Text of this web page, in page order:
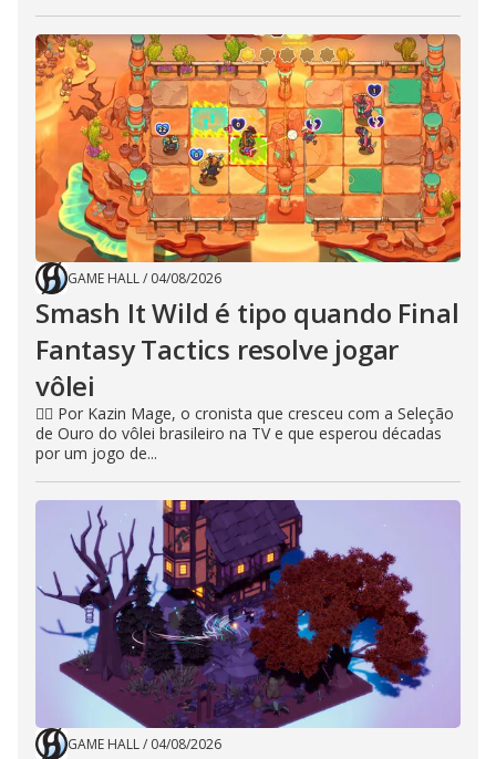
GAME HALL/ 04/08/2026
Smash It Wild é tipo quando Final
Fantasy Tactics resolve jogar
vôlei
🧙‍♂️ Por Kazin Mage, o cronista que cresceu com a Seleção
de Ouro do vôlei brasileiro na TV e que esperou décadas
por um jogo de...
GAME HALL/ 04/08/2026